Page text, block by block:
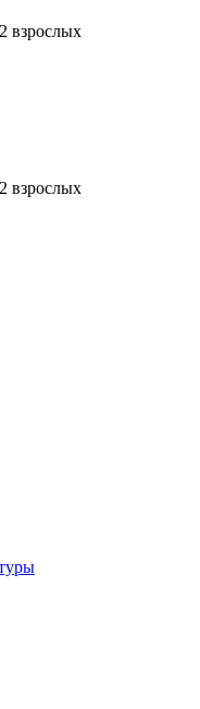
взрослых
взрослых